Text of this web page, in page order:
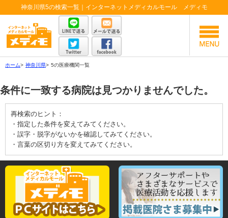
神奈川県5の検索一覧｜インターネットメディカルモール メディモ
ホーム> 神奈川県> 5の医療機関一覧
条件に一致する病院は見つかりませんでした。
再検索のヒント：
・指定した条件を変えてみてください。
・誤字・脱字がないかを確認してみてください。
・言葉の区切り方を変えてみてください。